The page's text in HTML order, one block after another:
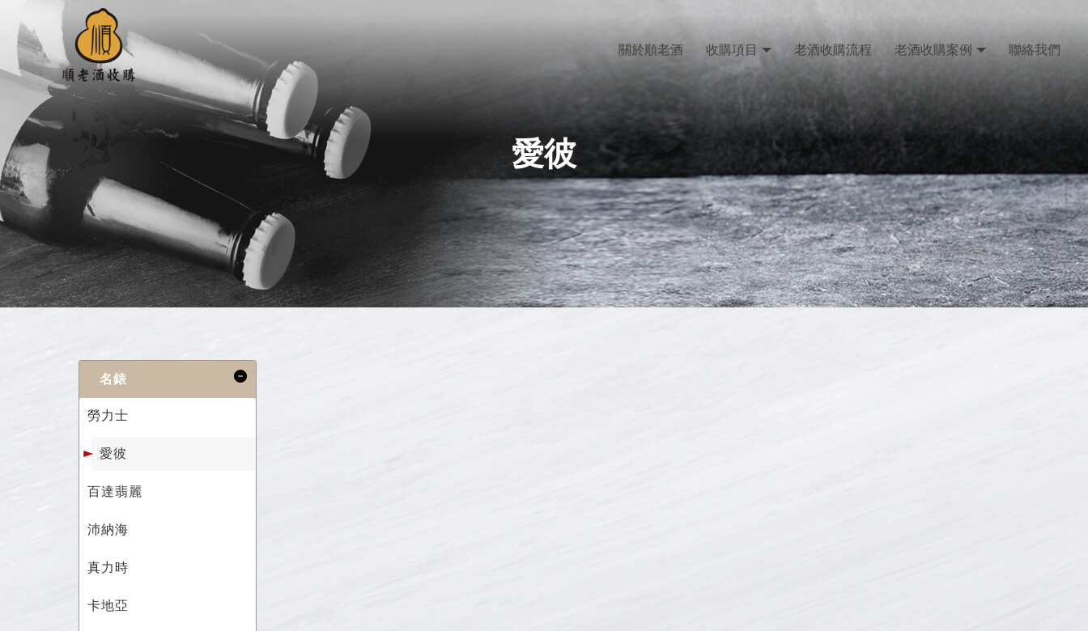
關於順老酒 收購項目 老酒收購流程 老酒收購案例 聯絡我們
愛彼
名錶
勞力士
愛彼
百達翡麗
沛納海
真力時
卡地亞